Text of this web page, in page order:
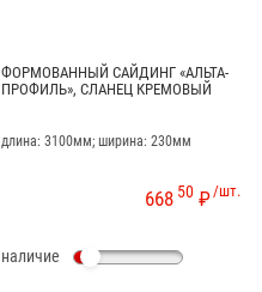
ФОРМОВАННЫЙ САЙДИНГ «АЛЬТА-
ПРОФИЛЬ», СЛАНЕЦ КРЕМОВЫЙ
длина: 3100мм; ширина: 230мм
/шт.
668 50 ₽
наличие